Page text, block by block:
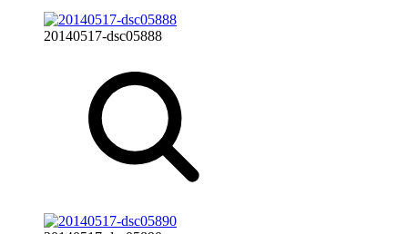
20140517-dsc05888